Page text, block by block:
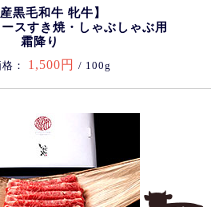
産黒毛和牛 牝牛】
スすき焼・しゃぶしゃぶ用
霜降り
： 1,500円 / 100g